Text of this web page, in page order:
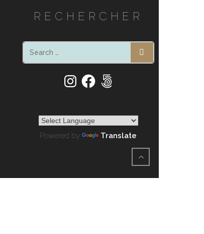
RECHERCHER
SEARCH
InstagramFacebook
500px
Powered by Translate